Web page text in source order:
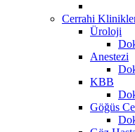
Cerrahi
Üroloji
Anestezi
KBB
Göğüs